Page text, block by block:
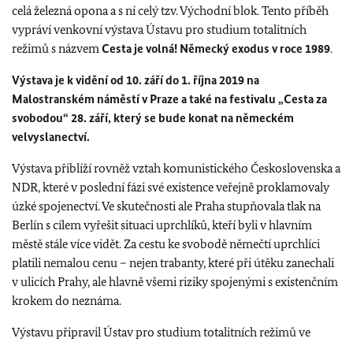
celá železná opona a s ní celý tzv. Východní blok. Tento příběh
vypráví venkovní výstava Ústavu pro studium totalitních
režimů s názvem Cesta je volná! Německý exodus v roce 1989.
Výstava je k vidění od 10. září do 1. října 2019 na
Malostranském náměstí v Praze a také na festivalu „Cesta za
svobodou“ 28. září, který se bude konat na německém
velvyslanectví.
Výstava přiblíží rovněž vztah komunistického Československa a
NDR, které v poslední fázi své existence veřejně proklamovaly
úzké spojenectví. Ve skutečnosti ale Praha stupňovala tlak na
Berlín s cílem vyřešit situaci uprchlíků, kteří byli v hlavním
městě stále více vidět. Za cestu ke svobodě němečtí uprchlíci
platili nemalou cenu – nejen trabanty, které při útěku zanechali
v ulicích Prahy, ale hlavně všemi riziky spojenými s existenčním
krokem do neznáma.
Výstavu připravil Ústav pro studium totalitních režimů ve